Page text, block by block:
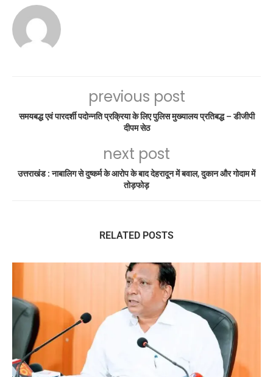
previous post
समयबद्ध एवं पारदर्शी पदोन्नति प्रक्रिया के लिए पुलिस मुख्यालय प्रतिबद्ध – डीजीपी
दीपम सेठ
next post
उत्तराखंड : नाबालिग से दुष्कर्म के आरोप के बाद देहरादून में बवाल, दुकान और गोदाम में
तोड़फोड़
RELATED POSTS